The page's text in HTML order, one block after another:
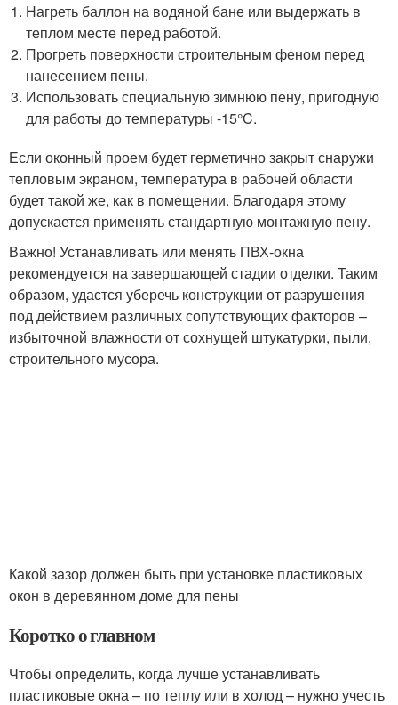
Нагреть баллон на водяной бане или выдержать в
теплом месте перед работой.
Прогреть поверхности строительным феном перед
нанесением пены.
Использовать специальную зимнюю пену, пригодную
для работы до температуры -15°C.
Если оконный проем будет герметично закрыт снаружи
тепловым экраном, температура в рабочей области
будет такой же, как в помещении. Благодаря этому
допускается применять стандартную монтажную пену.
Важно! Устанавливать или менять ПВХ-окна
рекомендуется на завершающей стадии отделки. Таким
образом, удастся уберечь конструкции от разрушения
под действием различных сопутствующих факторов –
избыточной влажности от сохнущей штукатурки, пыли,
строительного мусора.
Какой зазор должен быть при установке пластиковых
окон в деревянном доме для пены
Коротко о главном
Чтобы определить, когда лучше устанавливать
пластиковые окна – по теплу или в холод – нужно учесть